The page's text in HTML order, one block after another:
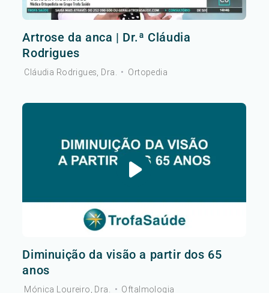
Artrose da anca | Dr.ª Cláudia
Rodrigues
Cláudia Rodrigues, Dra. • Ortopedia
Diminuição da visão a partir dos 65
anos
Mónica Loureiro, Dra. • Oftalmologia